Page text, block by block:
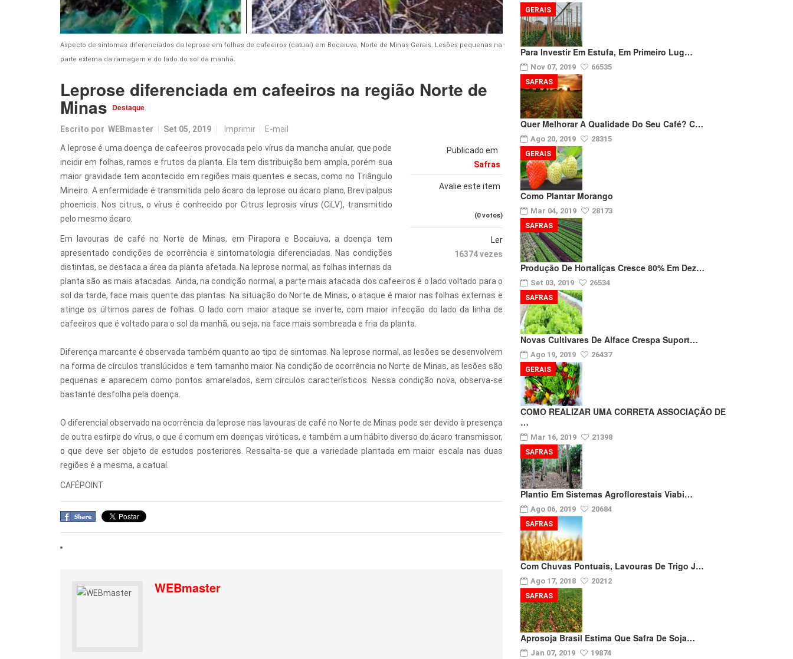
Aspecto de sintomas diferenciados da leprose em folhas de cafeeiros (catuaí) em Bocaiuva, Norte de Minas Gerais. Lesões pequenas na
parte externa da ramagem e do lado do sol da manhã.
Leprose diferenciada em cafeeiros na região Norte de
Minas Destaque
Escrito por WEBmaster Set 05, 2019 Imprimir E-mail
Publicado em
Safras
Avalie este item
(0 votos)
Ler
16374 vezes
A leprose é uma doença de cafeeiros provocada pelo vírus da mancha anular, que pode
incidir em folhas, ramos e frutos da planta. Ela tem distribuição bem ampla, porém sua
maior gravidade tem acontecido em regiões mais quentes e secas, como no Triângulo
Mineiro. A enfermidade é transmitida pelo ácaro da leprose ou ácaro plano, Brevipalpus
phoenicis. Nos citrus, o vírus é conhecido por Citrus leprosis vírus (CiLV), transmitido
pelo mesmo ácaro.
Em lavouras de café no Norte de Minas, em Pirapora e Bocaiuva, a doença tem
apresentado condições de ocorrência e sintomatologia diferenciadas. Nas condições
distintas, se destaca a área da planta afetada. Na leprose normal, as folhas internas da
planta são as mais atacadas. Ainda, na condição normal, a parte mais atacada dos cafeeiros é o lado voltado para o
sol da tarde, face mais quente das plantas. Na situação do Norte de Minas, o ataque é maior nas folhas externas e
atinge os últimos pares de folhas. O lado com maior ataque se inverte, com maior infecção do lado da linha de
cafeeiros que é voltado para o sol da manhã, ou seja, na face mais sombreada e fria da planta.
Diferença marcante é observada também quanto ao tipo de sintomas. Na leprose normal, as lesões se desenvolvem
na forma de círculos translúcidos e tem tamanho maior. Na condição de ocorrência no Norte de Minas, as lesões são
pequenas e aparecem como pontos amarelados, sem círculos característicos. Nessa condição nova, observa-se
bastante desfolha pela doença.
O diferencial observado na ocorrência da leprose nas lavouras de café no Norte de Minas pode ser devido à presença
de outra estirpe do vírus, o que é comum em doenças viróticas, e também a um hábito diverso do ácaro transmissor,
o que deve ser objeto de estudos posteriores. Ressalta-se que a variedade plantada em maior escala nas duas
regiões é a mesma, a catuaí.
CAFÉPOINT
WEBmaster
Para Investir Em Estufa, Em Primeiro Lug…
Nov 07, 2019 66535
GERAIS
Quer Melhorar A Qualidade Do Seu Café? C…
Ago 20, 2019 28315
SAFRAS
Como Plantar Morango
Mar 04, 2019 28173
GERAIS
Produção De Hortaliças Cresce 80% Em Dez…
Set 03, 2019 26534
SAFRAS
Novas Cultivares De Alface Crespa Suport…
Ago 19, 2019 26437
SAFRAS
COMO REALIZAR UMA CORRETA ASSOCIAÇÃO DE
…
Mar 16, 2019 21398
GERAIS
Plantio Em Sistemas Agroflorestais Viabi…
Ago 06, 2019 20684
SAFRAS
Com Chuvas Pontuais, Lavouras De Trigo J…
Ago 17, 2018 20212
SAFRAS
Aprosoja Brasil Estima Que Safra De Soja…
Jan 07, 2019 19874
SAFRAS